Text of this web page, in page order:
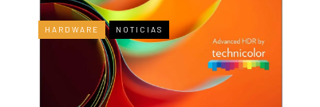
HARDWARE NOTICIAS